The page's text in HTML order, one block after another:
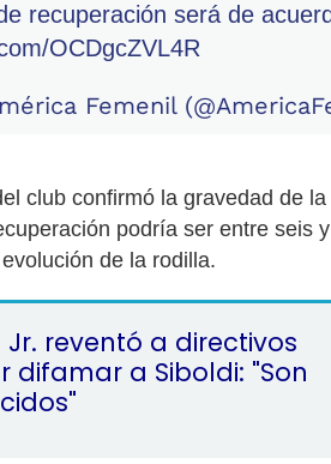
recuperación será de
OCDgcZVL4R
Femenil
club confirmó la gravedad de
podría ser entre seis
de la rodilla.
Jr. reventó a directivos
difamar a Siboldi: "Son